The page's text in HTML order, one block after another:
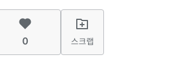
0 스크랩